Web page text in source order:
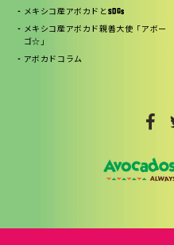
メキシコ産アボカドとSDGs
メキシコ産アボカド親善大使「アボー
ゴ☆」
アボカドコラム